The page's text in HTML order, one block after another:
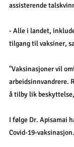
assisterende
- Alle i landet,
tilgang til vaksiner,
"Vaksinasjoner vil
arbeidsinnvandrere.
å tilby lik
I følge Dr. Apisamai
Covid-19-vaksinasjon.